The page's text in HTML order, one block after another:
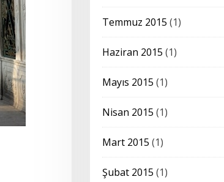
Temmuz 2015 (1)
Haziran 2015 (1)
Mayıs 2015 (1)
Nisan 2015 (1)
Mart 2015 (1)
Şubat 2015 (1)